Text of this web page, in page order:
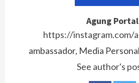
Agung Portal
https://instagram.com/
ambassador, Media
See author's